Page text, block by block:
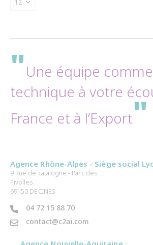
"Une équipe
technique à votre
France et à l’Export"
Agence Rhône-Alpes - Siège social
9 Rue de catalogne - Parc des
Pivolles
69150 DECINES
04 72 15 88 70
contact@c2ai.com